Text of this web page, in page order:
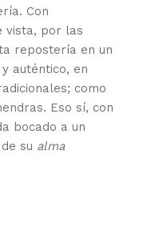
Con
vista, por las
repostería en un
auténtico, en
como
Eso sí, con
bocado a un
su alma